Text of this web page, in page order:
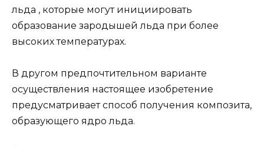
льда , которые могут инициировать
образование зародышей льда при более
высоких температурах.
В другом предпочтительном варианте
осуществления настоящее изобретение
предусматривает способ получения композита,
образующего ядро льда.